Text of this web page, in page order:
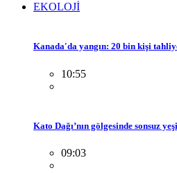
EKOLOJİ
Kanada'da yangın: 20 bin kişi
10:55
Kato Dağı’nın gölgesinde sonsuz
09:03